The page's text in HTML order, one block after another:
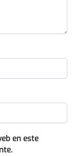
en este